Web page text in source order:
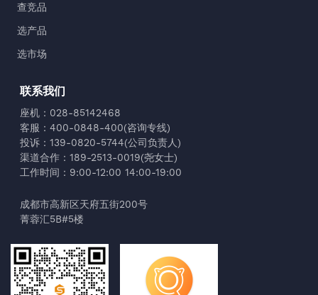
查竞品
选产品
选市场
联系我们
座机：028-85142468
客服：400-0848-400(咨询专线)
投诉：139-0820-5744(公司负责人)
渠道合作：189-2513-0019(尧女士)
工作时间：9:00-12:00 14:00-19:00
成都市高新区天府五街200号
菁蓉汇5B#5楼